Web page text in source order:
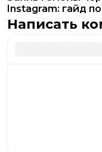
Instagram: гайд
Написать